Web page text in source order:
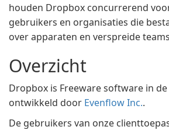
houden Dropbox concurrerend
gebruikers en organisaties die
over apparaten en verspreide
Overzicht
Dropbox is Freeware software in
ontwikkeld door Evenflow Inc..
De gebruikers van onze